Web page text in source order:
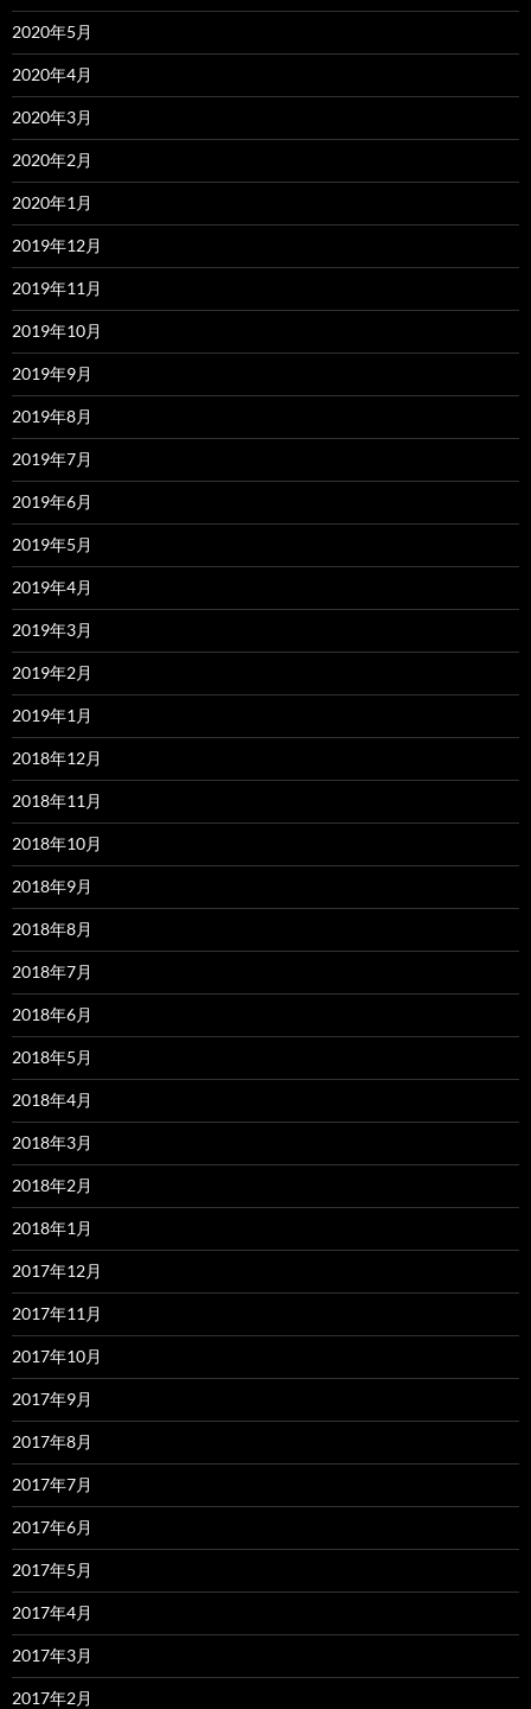
2020年5月
2020年4月
2020年3月
2020年2月
2020年1月
2019年12月
2019年11月
2019年10月
2019年9月
2019年8月
2019年7月
2019年6月
2019年5月
2019年4月
2019年3月
2019年2月
2019年1月
2018年12月
2018年11月
2018年10月
2018年9月
2018年8月
2018年7月
2018年6月
2018年5月
2018年4月
2018年3月
2018年2月
2018年1月
2017年12月
2017年11月
2017年10月
2017年9月
2017年8月
2017年7月
2017年6月
2017年5月
2017年4月
2017年3月
2017年2月